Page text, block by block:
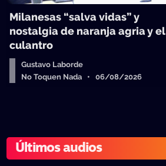
Milanesas “salva vidas” y
nostalgia de naranja agria y el
culantro
Gustavo Laborde
No Toquen Nada • 06/08/2026
Últimos audios